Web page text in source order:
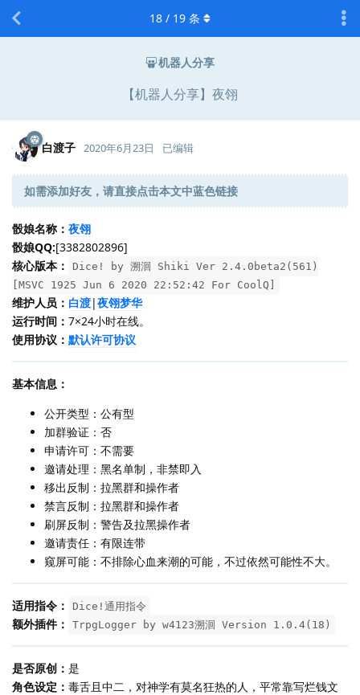
机器人分享
【机器人分享】夜翎
18 / 19 条
白渡子 2020年6月23日 已编辑
如需添加好友，请直接点击本文中蓝色链接
骰娘名称： 夜翎
骰娘QQ:[3382802896]
核心版本：
Dice! by 溯洄 Shiki Ver 2.4.0beta2(561)
[MSVC 1925 Jun 6 2020 22:52:42 For CoolQ]
维护人员： 白渡|夜翎梦华
运行时间： 7×24小时在线。
使用协议： 默认许可协议
基本信息：
公开类型：公有型
加群验证：否
申请许可：不需要
邀请处理：黑名单制，非禁即入
移出反制：拉黑群和操作者
禁言反制：拉黑群和操作者
刷屏反制：警告及拉黑操作者
邀请责任：有限连带
窥屏可能：不排除心血来潮的可能，不过依然可能性不大。
适用指令： Dice!通用指令
额外插件： TrpgLogger by w4123溯洄 Version 1.0.4(18)
是否原创： 是
角色设定： 毒舌且中二，对神学有莫名狂热的人，平常靠写烂钱文